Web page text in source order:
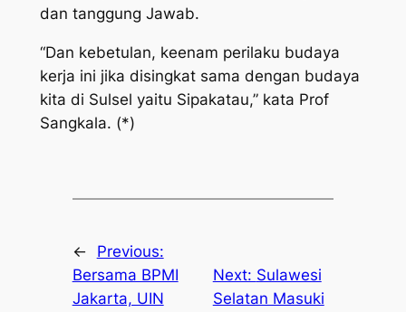
dan tanggung Jawab.
“Dan kebetulan, keenam perilaku budaya
kerja ini jika disingkat sama dengan budaya
kita di Sulsel yaitu Sipakatau,” kata Prof
Sangkala. (*)
←
Previous:
Bersama BPMI
Jakarta, UIN
Next: Sulawesi
Selatan Masuki